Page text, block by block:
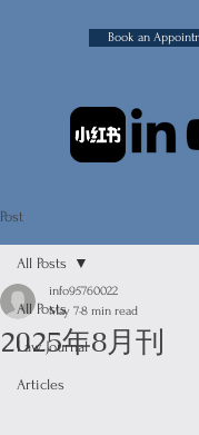
Book an
Post
All Posts
Law Journal
Articles
All Posts
2025年8月刊
info95760022
May 78 min read